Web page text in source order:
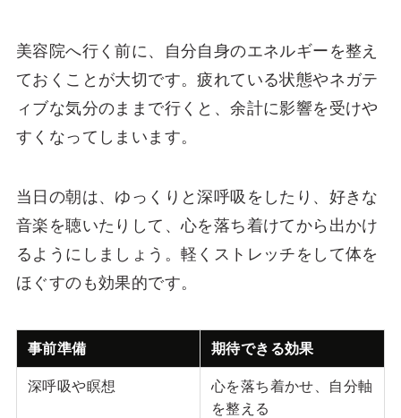
美容院へ行く前に、自分自身のエネルギーを整え
ておくことが大切です。疲れている状態やネガテ
ィブな気分のままで行くと、余計に影響を受けや
すくなってしまいます。
当日の朝は、ゆっくりと深呼吸をしたり、好きな
音楽を聴いたりして、心を落ち着けてから出かけ
るようにしましょう。軽くストレッチをして体を
ほぐすのも効果的です。
事前準備 期待できる効果
深呼吸や瞑想
心を落ち着かせ、自分軸
を整える